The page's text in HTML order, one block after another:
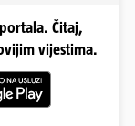
Čitaj,
vijestima.